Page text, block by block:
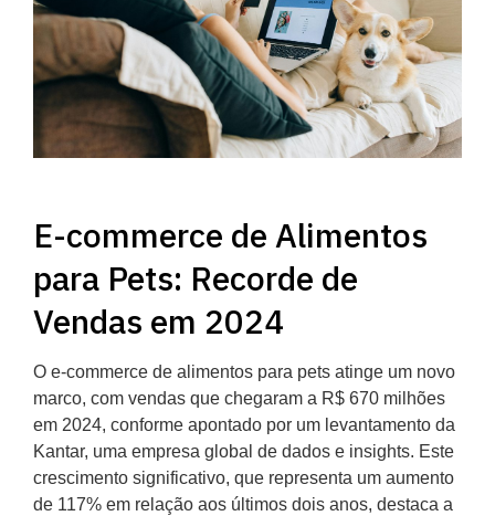
E-commerce de Alimentos
para Pets: Recorde de
Vendas em 2024
O e-commerce de alimentos para pets atinge um novo
marco, com vendas que chegaram a R$ 670 milhões
em 2024, conforme apontado por um levantamento da
Kantar, uma empresa global de dados e insights. Este
crescimento significativo, que representa um aumento
de 117% em relação aos últimos dois anos, destaca a